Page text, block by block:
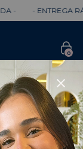
- ENTREGA
0